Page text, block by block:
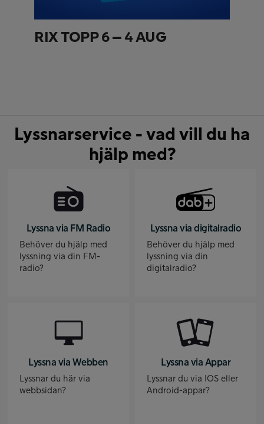
RIX TOPP 6 – 4 AUG
Lyssnarservice - vad vill du ha
hjälp med?
Lyssna via FM Radio
Behöver du hjälp med
lyssning via din FM-
radio?
Lyssna via digitalradio
Behöver du hjälp med
lyssning via din
digitalradio?
Lyssna via Webben
Lyssnar du här via
webbsidan?
Lyssna via Appar
Lyssnar du via IOS eller
Android-appar?